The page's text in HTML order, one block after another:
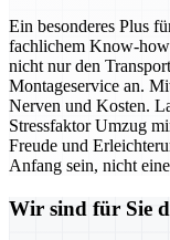
Ein besonderes Plus
fachlichem Know-how
nicht nur den
Montageservice an.
Nerven und Kosten.
Stressfaktor Umzug
Freude und
Anfang sein, nicht
Wir sind für Sie